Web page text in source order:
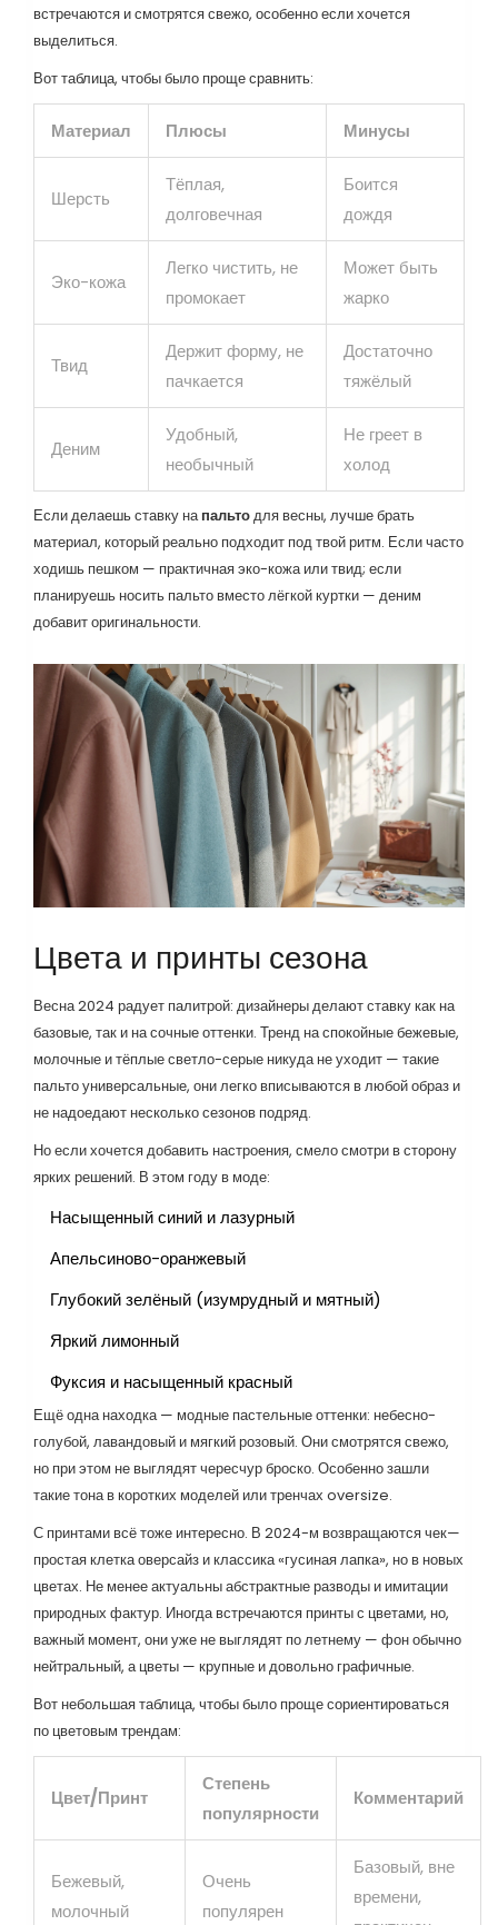
встречаются и смотрятся свежо, особенно если хочется
выделиться.
Вот таблица, чтобы было проще сравнить:
Материал Плюсы Минусы
Шерсть
Тёплая,
долговечная
Боится
дождя
Эко-кожа
Легко чистить, не
промокает
Может быть
жарко
Твид
Держит форму, не
пачкается
Достаточно
тяжёлый
Деним
Удобный,
необычный
Не греет в
холод
Если делаешь ставку напальтодля весны, лучше брать
материал, который реально подходит под твой ритм. Если часто
ходишь пешком — практичная эко-кожа или твид; если
планируешь носить пальто вместо лёгкой куртки — деним
добавит оригинальности.
Цвета и принты сезона
Весна 2024 радует палитрой: дизайнеры делают ставку как на
базовые, так и на сочные оттенки. Тренд на спокойные бежевые,
молочные и тёплые светло-серые никуда не уходит — такие
пальто универсальные, они легко вписываются в любой образ и
не надоедают несколько сезонов подряд.
Но если хочется добавить настроения, смело смотри в сторону
ярких решений. В этом году в моде:
Насыщенный синий и лазурный
Апельсиново-оранжевый
Глубокий зелёный (изумрудный и мятный)
Яркий лимонный
Фуксия и насыщенный красный
Ещё одна находка — модные пастельные оттенки: небесно-
голубой, лавандовый и мягкий розовый. Они смотрятся свежо,
но при этом не выглядят чересчур броско. Особенно зашли
такие тона в коротких моделей или тренчах oversize.
С принтами всё тоже интересно. В 2024-м возвращаются чек—
простая клетка оверсайз и классика «гусиная лапка», но в новых
цветах. Не менее актуальны абстрактные разводы и имитации
природных фактур. Иногда встречаются принты с цветами, но,
важный момент, они уже не выглядят по летнему — фон обычно
нейтральный, а цветы — крупные и довольно графичные.
Вот небольшая таблица, чтобы было проще сориентироваться
по цветовым трендам:
Цвет/Принт
Степень
популярности
Комментарий
Бежевый,
молочный
Очень
популярен
Базовый, вне
времени,